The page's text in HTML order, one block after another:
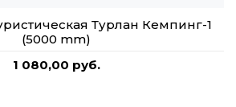
Турлан Кемпинг-1
(5000 mm)
1 080,00 руб.